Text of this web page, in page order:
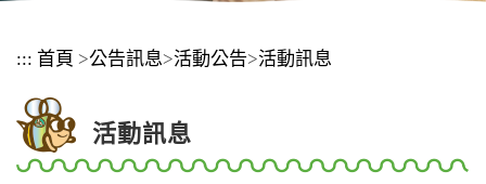
::: 首頁 >公告訊息>活動公告>活動訊息
活動訊息